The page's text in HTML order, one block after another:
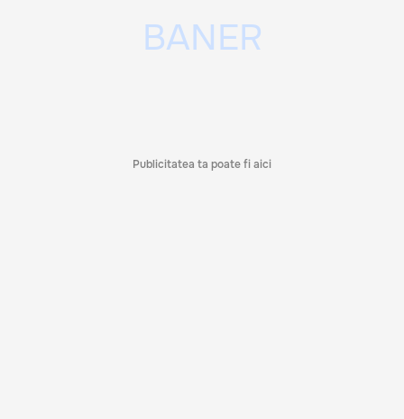
Publicitatea ta poate fi aici